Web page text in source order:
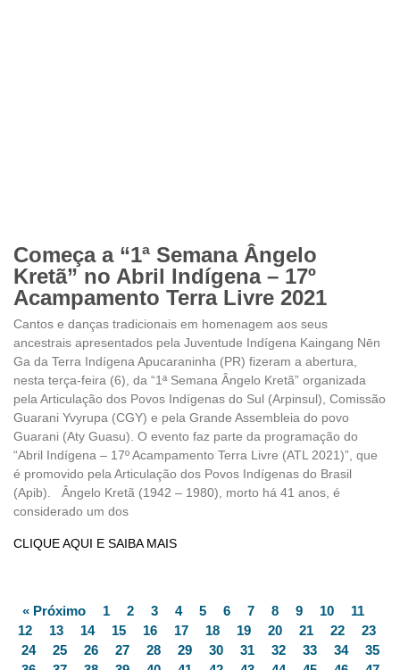
Começa a “1ª Semana Ângelo
Kretã” no Abril Indígena – 17º
Acampamento Terra Livre 2021
Cantos e danças tradicionais em homenagem aos seus
ancestrais apresentados pela Juventude Indígena Kaingang Nēn
Ga da Terra Indígena Apucaraninha (PR) fizeram a abertura,
nesta terça-feira (6), da “1ª Semana Ângelo Kretã” organizada
pela Articulação dos Povos Indígenas do Sul (Arpinsul), Comissão
Guarani Yvyrupa (CGY) e pela Grande Assembleia do povo
Guarani (Aty Guasu). O evento faz parte da programação do
“Abril Indígena – 17º Acampamento Terra Livre (ATL 2021)”, que
é promovido pela Articulação dos Povos Indígenas do Brasil
(Apib). Ângelo Kretã (1942 – 1980), morto há 41 anos, é
considerado um dos
CLIQUE AQUI E SAIBA MAIS
« Próximo 1 2 3 4 5 6 7 8 9 10
11
12
13 14 15 16 17 18 19 20 21 22
23
24
25 26 27 28 29 30 31 32 33 34
35